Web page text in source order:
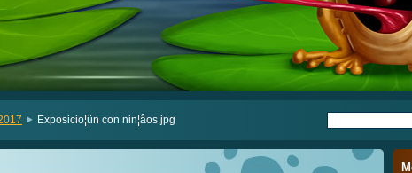
Exposicio¦ün con nin¦âos.jpg